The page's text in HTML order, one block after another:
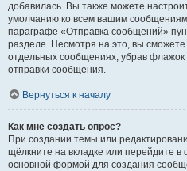
добавилась. Вы также можете
умолчанию ко всем вашим
параграфе «Отправка сообщений»
разделе. Несмотря на это, вы
отдельных сообщениях, убрав флажок
отправки сообщения.
Вернуться к началу
Как мне создать опрос?
При создании темы или
щёлкните на вкладке или перейдите в
основной формой для создания